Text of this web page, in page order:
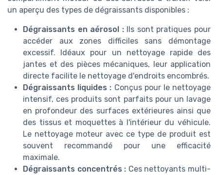
un aperçu des types de dégraissants disponibles :
Dégraissants en aérosol :Ils sont pratiques pour
accéder aux zones difficiles sans démontage
excessif. Idéaux pour un nettoyage rapide des
jantes et des pièces mécaniques, leur application
directe facilite le nettoyage d'endroits encombrés.
Dégraissants liquides : Conçus pour le nettoyage
intensif, ces produits sont parfaits pour un lavage
en profondeur des surfaces extérieures ainsi que
des tissus et moquettes à l'intérieur du véhicule.
Le nettoyage moteur avec ce type de produit est
souvent recommandé pour une efficacité
maximale.
Dégraissants concentrés : Ces nettoyants multi-